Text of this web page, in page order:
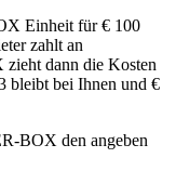
Einheit für € 100
zahlt an
dann die Kosten
bleibt bei Ihnen und €
BOX den angeben